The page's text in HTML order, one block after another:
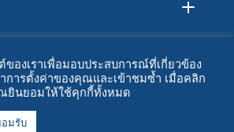
ของเราเพื่อมอบประสบการณ์ที่เกี่ยวข้อง
ารตั้งค่าของคุณและเข้าชมซ้ำ เมื่อคลิก
ยินยอมให้ใช้คุกกี้ทั้งหมด
อมรับ